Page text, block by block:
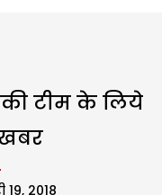
टीम के लिये
19, 2018